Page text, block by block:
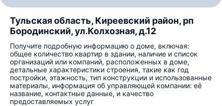
Тульская область, Киреевский район, рп
Бородинский, ул.Колхозная, д.12
Получите подробную информацию о доме, включая:
общее количество квартир в здании, наличие и список
организаций или компаний, расположенных в доме,
детальные характеристики строения, такие как год
постройки, этажность, тип конструкции и использованные
материалы, информация об управляющей компании: её
название, контактные данные, и качество
предоставляемых услуг